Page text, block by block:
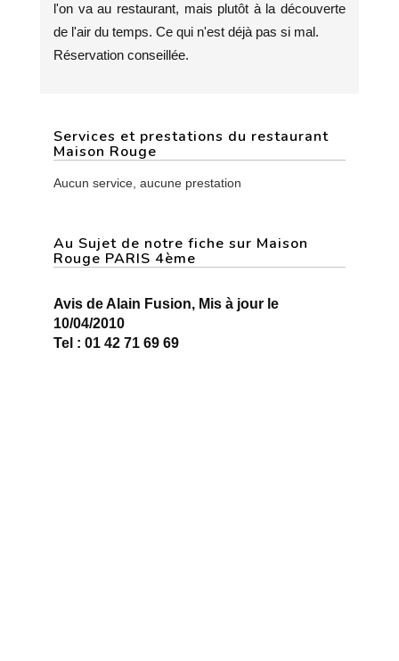
l'on va au restaurant, mais plutôt à la découverte
de l'air du temps. Ce qui n'est déjà pas si mal.
Réservation conseillée.
Services et prestations du restaurant
Maison Rouge
Aucun service, aucune prestation
Au Sujet de notre fiche sur Maison
Rouge PARIS 4ème
Avis de Alain Fusion, Mis à jour le
10/04/2010
Tel : 01 42 71 69 69